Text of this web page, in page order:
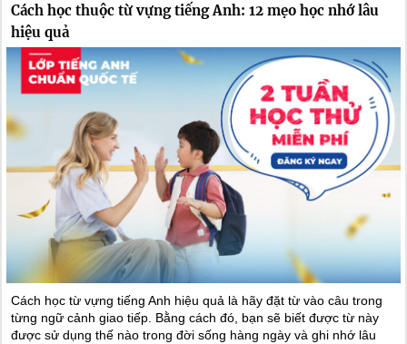
Cách học thuộc từ vựng tiếng Anh: 12 mẹo học nhớ lâu
hiệu quả
Cách học từ vựng tiếng Anh hiệu quả là hãy đặt từ vào câu trong
từng ngữ cảnh giao tiếp. Bằng cách đó, bạn sẽ biết được từ này
được sử dụng thế nào trong đời sống hàng ngày và ghi nhớ lâu